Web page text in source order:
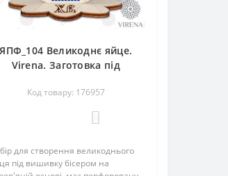
ЯПФ_104 Великоднє яйце.
Virena. Заготовка під
Код товару: 176957
для створення великоднього
під вишивку бісером на